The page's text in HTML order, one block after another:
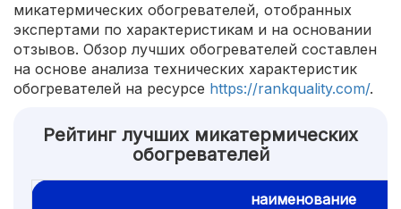
микатермических обогревателей, отобранных
экспертами по характеристикам и на основании
отзывов. Обзор лучших обогревателей составлен
на основе анализа технических характеристик
обогревателей на ресурсе https://rankquality.com/.
Рейтинг лучших микатермических
обогревателей
наименование